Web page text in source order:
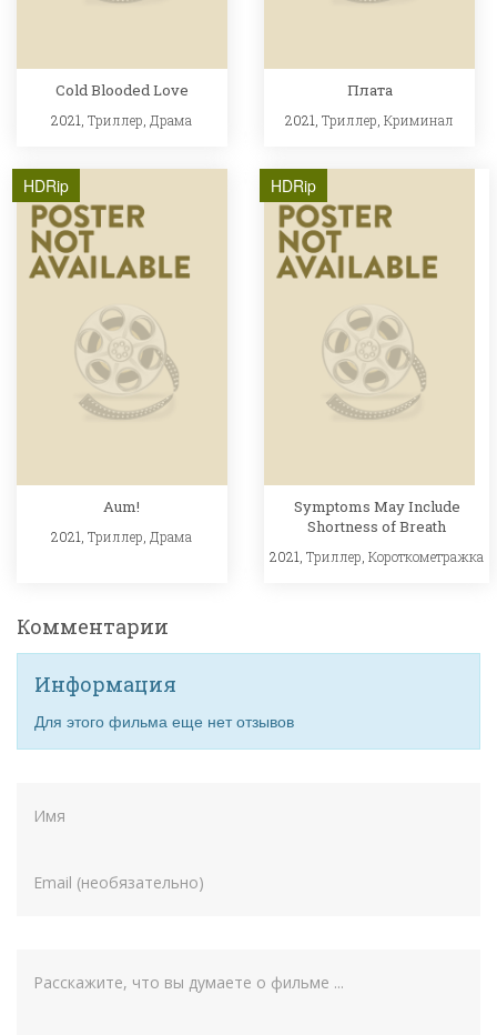
Cold Blooded Love
2021,Триллер Драма
Плата
2021,Триллер ,Криминал
HDRip
Aum!
2021,Триллер Драма
HDRip
Symptoms May Include
Shortness of Breath
2021,Триллер ,Короткометражка
Комментарии
Информация
Для этого фильма еще нет отзывов